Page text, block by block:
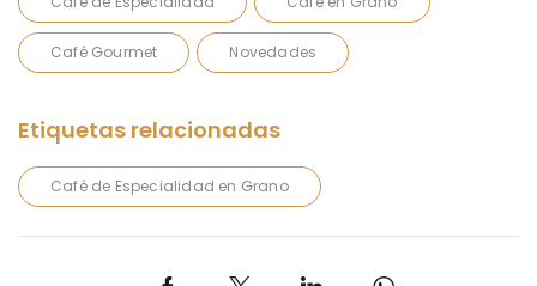
Café Gourmet Novedades
Café de Especialidad en Grano